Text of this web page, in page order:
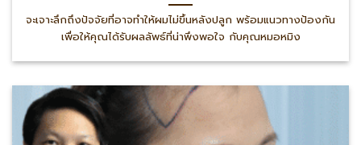
จะเจาะลึกถึงปัจจัยที่อาจทำให้ผมไม่ขึ้นหลังปลูก พร้อมแนวทางป้องกัน
เพื่อให้คุณได้รับผลลัพธ์ที่น่าพึงพอใจ กับคุณหมอหมิง